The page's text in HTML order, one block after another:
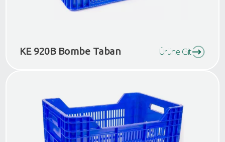
KE 920B Bombe Taban Ürüne Git